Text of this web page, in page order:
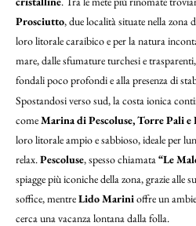
Prosciutto, due località situate nella zona
loro litorale caraibico e per la natura
mare, dalle sfumature turchesi e
fondali poco profondi e alla presenza di
Spostandosi verso sud, la costa ionica
comeMarina di Pescoluse, Torre Pali
loro litorale ampio e sabbioso, ideale per
relax.Pescoluse, spesso chiamata“Le
spiagge più iconiche della zona, grazie alle
soffice, mentreLido Marinioffre un
cerca una vacanza lontana dalla folla.